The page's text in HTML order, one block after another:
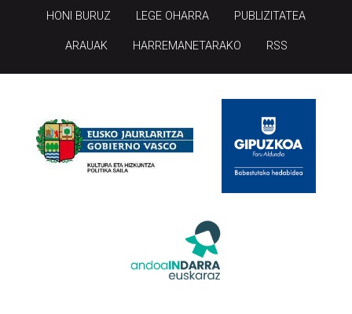
HONI BURUZ LEGE OHARRA PUBLIZITATEA
ARAUAK HARREMANETARAKO RSS